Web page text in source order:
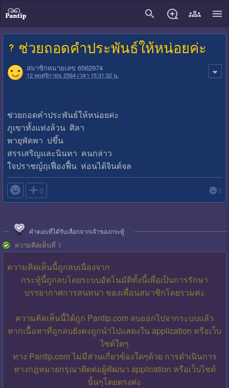
ช่วยถอดคำประพันธ์ให้หน่อยค่ะ
สมาชิกหมายเลข 6562974
12 พฤศจิกายน 2564 เวลา 15:31:32 น.
ช่วยถอดคำประพันธ์ให้หน่อยค่ะ
ภูเขาทั้งแท่งล้วน ศิลา
พายุพัดพา บ่ขึ้น
สรรเสริญและนินทา คนกล่าว
ใจปราชญ์ฤเฟื่องฟื้น ห่อนได้จินต์จล
 0 0
คำตอบที่ได้รับเลือกจากเจ้าของกระทู้
ความคิดเห็นที่ 1
ความคิดเห็นนี้ถูกลบเนื่องจาก
กระทู้นี้ถูกลบโดยระบบอัตโนมัติทั้งนี้เพื่อเป็นการรักษา
บรรยากาศการสนทนา ของเพื่อนสมาชิกโดยรวมค่ะ
ความคิดเห็นนี้ได้ถูก Pantip.com ลบออกไปจากระบบแล้ว
หากเนื้อหาที่ถูกลบยังคงถูกนำไปแสดงใน application หรือเว็บ
ไซต์ใดๆ
ทาง Pantip.com ไม่มีส่วนเกี่ยวข้องใดๆด้วย การดำเนินการ
ทางกฎหมายกรุณาติดต่อผู้พัฒนา application หรือเว็บไซต์
นั้นๆโดยตรงค่ะ
close